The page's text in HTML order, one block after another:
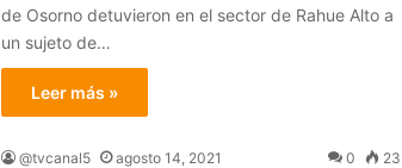
de Osorno detuvieron en el sector de Rahue Alto a
un sujeto de…
Leer más »
@tvcanal5 agosto 14, 2021 0 23